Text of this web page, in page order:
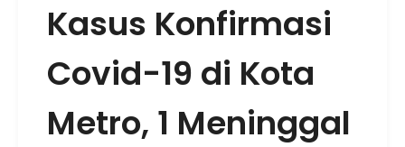
Kasus Konfirmasi
Covid-19 di Kota
Metro, 1 Meninggal